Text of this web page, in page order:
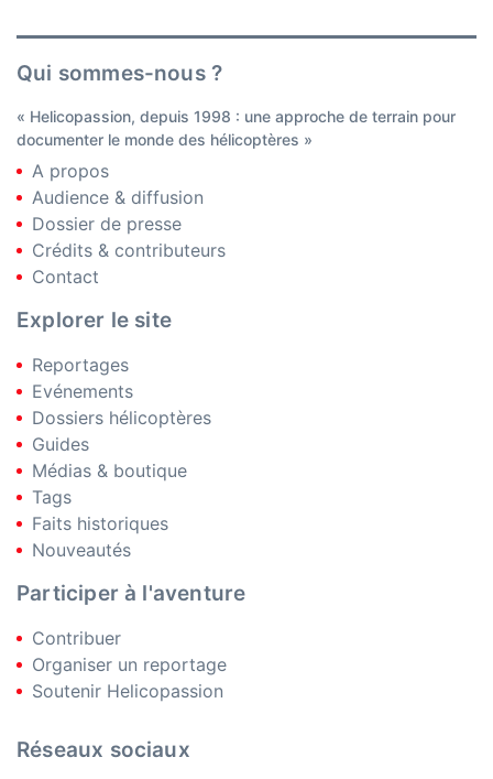
Qui sommes-nous ?
« Helicopassion, depuis 1998 : une approche de terrain pour
documenter le monde des hélicoptères »
A propos
Audience & diffusion
Dossier de presse
Crédits & contributeurs
Contact
Explorer le site
Reportages
Evénements
Dossiers hélicoptères
Guides
Médias & boutique
Tags
Faits historiques
Nouveautés
Participer à l'aventure
Contribuer
Organiser un reportage
Soutenir Helicopassion
Réseaux sociaux